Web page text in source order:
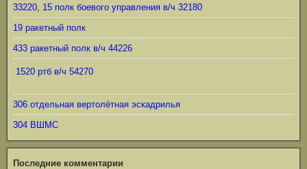
33220, 15 полк боевого управления в/ч 32180
19 ракетный полк
433 ракетный полк в/ч 44226
1520 ртб в/ч 54270
306 отдельная вертолётная эскадрилья
304 ВШМС
Последние комментарии